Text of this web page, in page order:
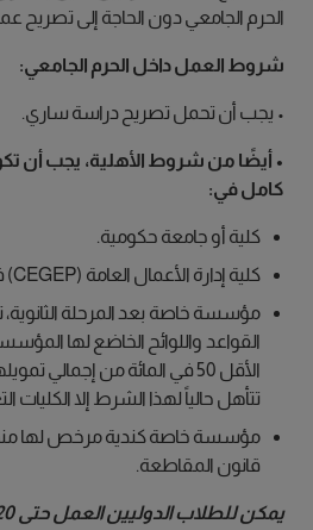
الحرم الجامعي دون الحاجة إلى تصريح
شروط العمل داخل الحرم الجامعي:
• يجب أن تحمل تصريح دراسة ساري.
• أيضًا من شروط الأهلية، يجب أن
كامل في:
كلية أو جامعة حكومية.
كلية إدارة الأعمال العامة (CEGEP) في كيبيك.
مؤسسة خاصة بعد المرحلة
القواعد واللوائح الخاضع لها
الأقل 50 في المائة من إجمالي
تتأهل حالياً لهذا الشرط إلا الكليات
مؤسسة خاصة كندية مرخص لها
قانون المقاطعة.